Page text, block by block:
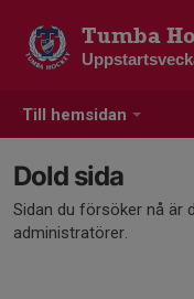
Till hemsidan
Tumba
Dold sida
Sidan du försöker nå är
administratörer.